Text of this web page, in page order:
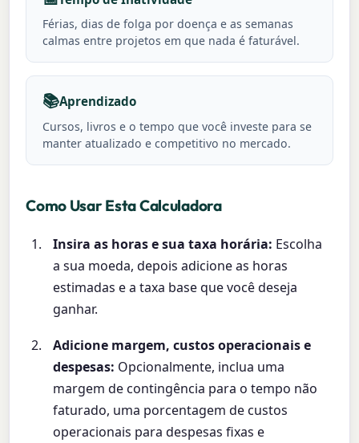
Férias, dias de folga por doença e as semanas
calmas entre projetos em que nada é faturável.
📚Aprendizado
Cursos, livros e o tempo que você investe para se
manter atualizado e competitivo no mercado.
Como Usar Esta Calculadora
Insira as horas e sua taxa horária: Escolha
a sua moeda, depois adicione as horas
estimadas e a taxa base que você deseja
ganhar.
Adicione margem, custos operacionais e
despesas: Opcionalmente, inclua uma
margem de contingência para o tempo não
faturado, uma porcentagem de custos
operacionais para despesas fixas e